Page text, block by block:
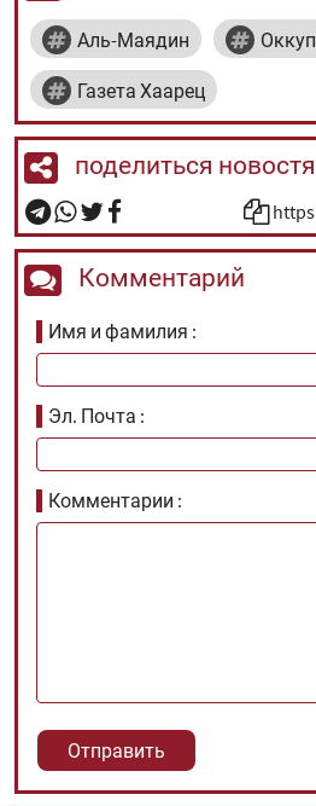
Аль-Маядин
Газета Хаарец
поделиться
Комментарий
Имя и фамилия
Эл. Почта
Комментарии